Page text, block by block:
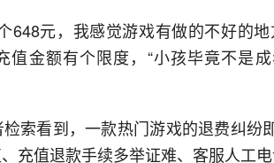
648元，我感觉游戏有做的不好的
值金额有个限度，“小孩毕竟不是
索看到，一款热门游戏的退费纠纷
充值退款手续多举证难、客服人工电